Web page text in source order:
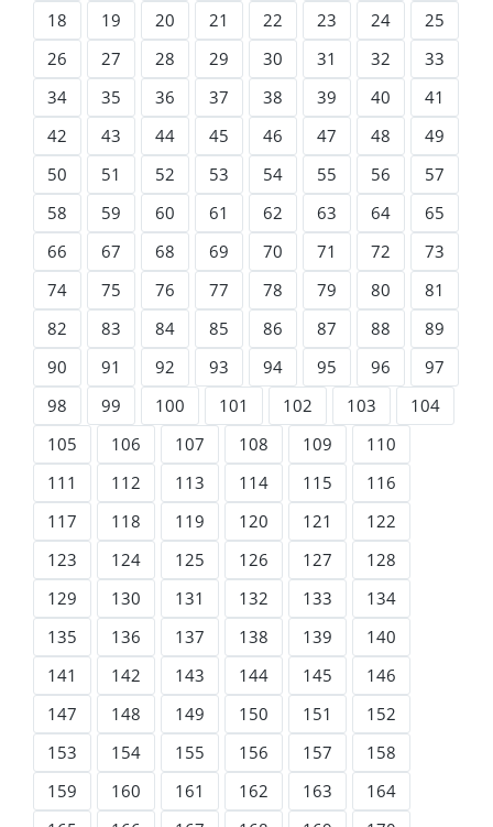
18
19 20 21 22 23 24
25
26
27 28 29 30 31 32
33
34
35 36 37 38 39 40
41
42
43 44 45 46 47 48
49
50
51 52 53 54 55 56
57
58
59 60 61 62 63 64
65
66
67 68 69 70 71 72
73
74
75 76 77 78 79 80
81
82
83 84 85 86 87 88
89
90
91 92 93 94 95 96
97
98
99 100 101 102 103
104
105
106 107 108 109
110
111
112 113 114 115
116
117
118 119 120 121
122
123
124 125 126 127
128
129
130 131 132 133
134
135
136 137 138 139
140
141
142 143 144 145
146
147
148 149 150 151
152
153
154 155 156 157
158
159
160 161 162 163
164